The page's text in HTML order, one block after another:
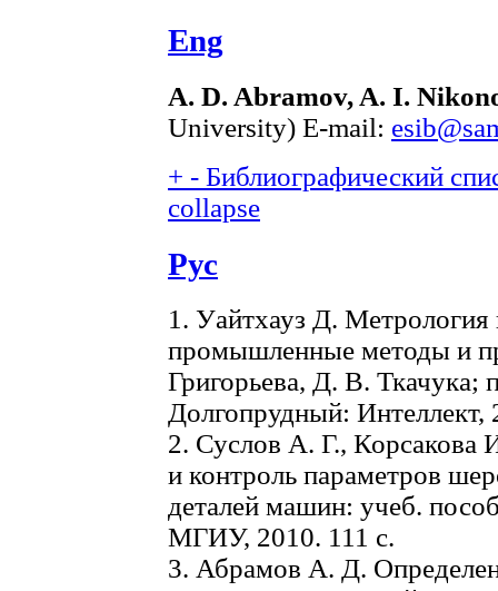
Eng
A. D. Abramov, A. I.
University) E-mail:
+ - Библиографический
collapse
Рус
1. Уайтхауз Д.
промышленные методы и
Григорьева, Д. В.
Долгопрудный: Интеллект,
2. Суслов А. Г., Корсакова
и контроль параметров
деталей машин: учеб.
МГИУ, 2010. 111 с.
3. Абрамов А. Д.